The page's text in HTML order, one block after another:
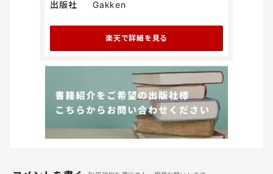
出版社
Gakken
楽天で詳細を見る